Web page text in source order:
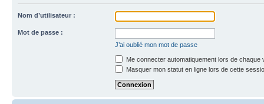
Nom d’utilisateur :
Mot de passe :
J’ai oublié mon mot de passe
Me connecter automatiquement lors de chaque
Masquer mon statut en ligne lors de cette